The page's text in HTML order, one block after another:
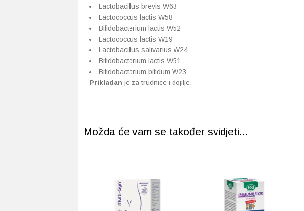
Lactobacillus brevis W63
Lactococcus lactis W58
Bifidobacterium lactis W52
Lactococcus lactis W19
Lactobacillus salivarius W24
Bifidobacterium lactis W51
Bifidobacterium bifidum W23
Prikladan je za trudnice i dojilje.
Možda će vam se također svidjeti...